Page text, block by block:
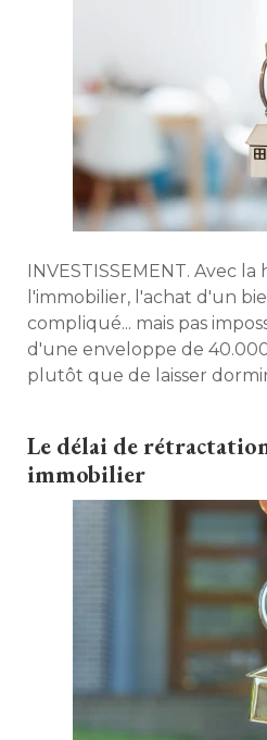
INVESTISSEMENT. Avec la hausse des taux de
l'immobilier, l'achat d'un
compliqué... mais pas
d'une enveloppe de
plutôt que de laisser
donne quelques idées.
Le délai de
immobilier